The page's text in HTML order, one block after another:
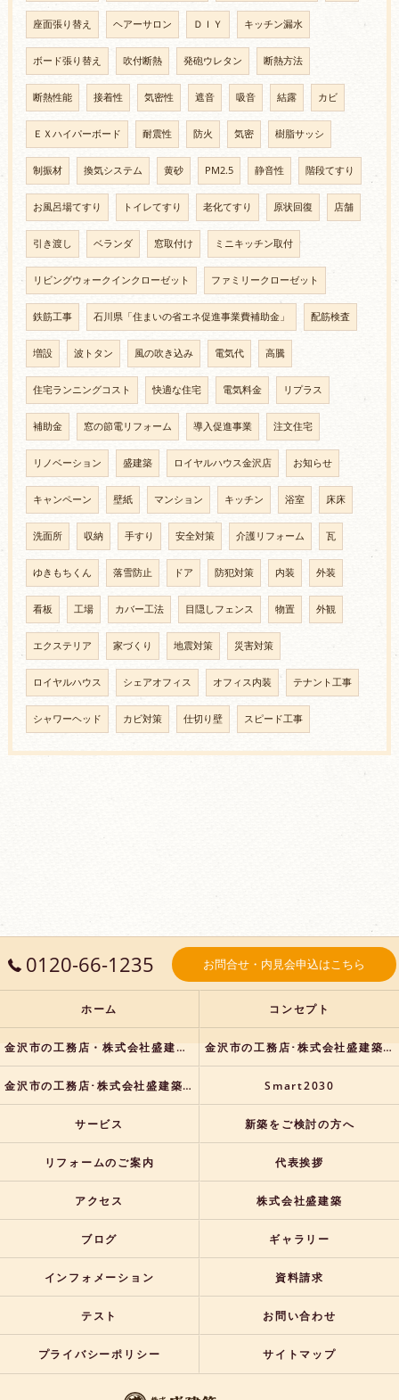
座面張り替え ヘアーサロン ＤＩＹ キッチン漏水
ボード張り替え 吹付断熱 発砲ウレタン 断熱方法
断熱性能 接着性 気密性 遮音 吸音 結露 カビ
ＥＸハイパーボード 耐震性 防火 気密 樹脂サッシ
制振材 換気システム 黄砂 PM2.5 静音性 階段てすり
お風呂場てすり トイレてすり 老化てすり 原状回復 店舗
引き渡し ベランダ 窓取付け ミニキッチン取付
リビングウォークインクローゼット ファミリークローゼット
鉄筋工事 石川県「住まいの省エネ促進事業費補助金」 配筋検査
増設 波トタン 風の吹き込み 電気代 高騰
住宅ランニングコスト 快適な住宅 電気料金 リプラス
補助金 窓の節電リフォーム 導入促進事業 注文住宅
リノベーション 盛建築 ロイヤルハウス金沢店 お知らせ
キャンペーン 壁紙 マンション キッチン 浴室 床床
洗面所 収納 手すり 安全対策 介護リフォーム 瓦
ゆきもちくん 落雪防止 ドア 防犯対策 内装 外装
看板 工場 カバー工法 目隠しフェンス 物置 外観
エクステリア 家づくり 地震対策 災害対策
ロイヤルハウス シェアオフィス オフィス内装 テナント工事
シャワーヘッド カビ対策 仕切り壁 スピード工事
0120-66-1235 お問合せ・内見会申込はこちら
ホーム コンセプト
金沢市の工務店・株式会社盛建築の口コミ情報 金沢市の工務店･株式会社盛建築の評判
金沢市の工務店･株式会社盛建築のお客様の声 Smart2030
サービス 新築をご検討の方へ
リフォームのご案内 代表挨拶
アクセス 株式会社盛建築
ブログ ギャラリー
インフォメーション 資料請求
テスト お問い合わせ
プライバシーポリシー サイトマップ